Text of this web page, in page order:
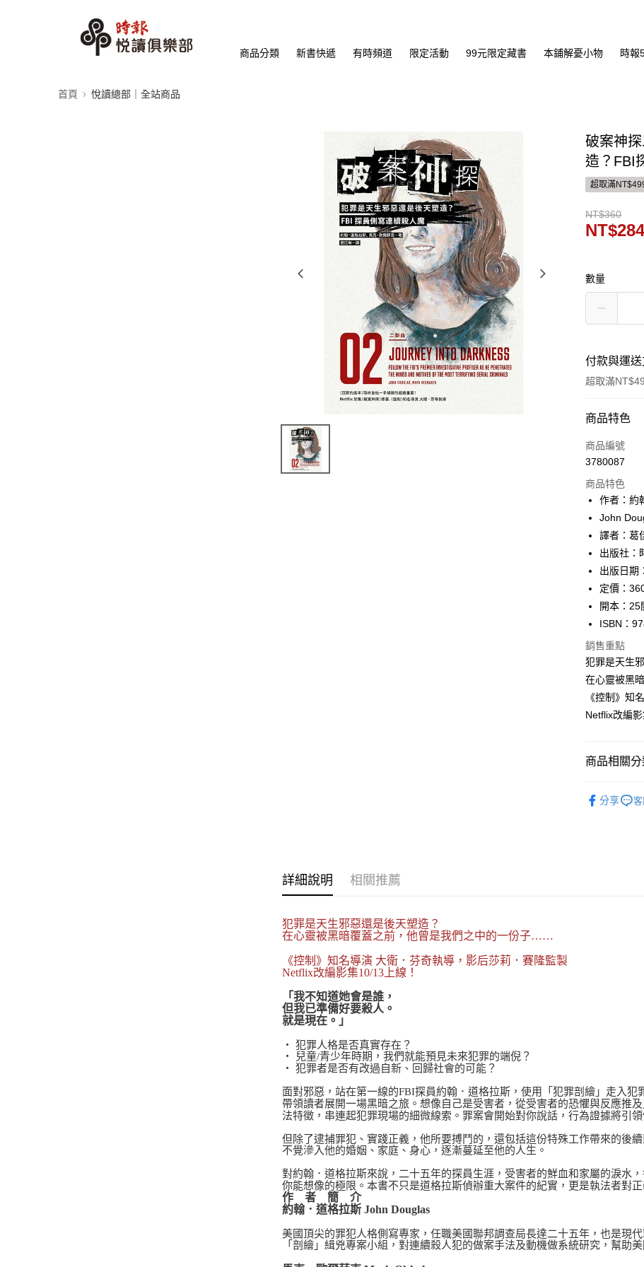
商品分類 新書快遞 有時頻道 限定活動 99元限定藏書 本鋪解憂小物 時報
首頁 悅讀總部｜全站商品
破案神
造？FBI
超取滿
NT$360
數量
付款與運
超取滿
付款方式
信用卡一次付
運送方式
付款後全家
每筆NT$60
付款後7-11
每筆NT$60
每筆NT$100
商品特色
商品編號
3780087
商品特色
作者：約
John
譯者：葛
出版社：
出版日期
定價：
開本：25
ISBN：
銷售重點
犯罪是天生
在心靈被黑
《控制》知
Netflix改編
商品相關
分享
詳細說明 相關推薦
犯罪是天生邪惡還是後天塑造？
在心靈被黑暗覆蓋之前，他曾是我們之中的一份子……
《控制》知名導演 大衛．芬奇執導，影后莎莉．賽隆監製
Netflix改編影集10/13上線！
「我不知道她會是誰，
但我已準備好要殺人。
就是現在。」
‧ 犯罪人格是否真實存在？
‧ 兒童/青少年時期，我們就能預見未來犯罪的端倪？
‧ 犯罪者是否有改過自新、回歸社會的可能？
面對邪惡，站在第一線的FBI探員約翰．道格拉斯，使用「犯罪剖繪」走入犯
帶領讀者展開一場黑暗之旅。想像自己是受害者，從受害者的恐懼與反應推
法特徵，串連起犯罪現場的細微線索。罪案會開始對你說話，行為證據將引領
但除了逮捕罪犯、實踐正義，他所要搏鬥的，還包括這份特殊工作帶來的後
不覺滲入他的婚姻、家庭、身心，逐漸蔓延至他的人生。
對約翰．道格拉斯來說，二十五年的探員生涯，受害者的鮮血和家屬的淚水
你能想像的極限。本書不只是道格拉斯偵辦重大案件的紀實，更是執法者對
作 者 簡 介
約翰．道格拉斯 John Douglas
美國頂尖的罪犯人格側寫專家，任職美國聯邦調查局長達二十五年，也是現
「剖繪」緝兇專案小組，對連續殺人犯的做案手法及動機做系統研究，幫助